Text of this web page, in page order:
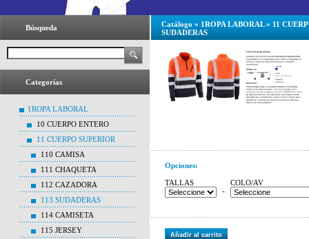
Búsqueda
Categorías
1ROPA LABORAL
10 CUERPO ENTERO
11 CUERPO SUPERIOR
110 CAMISA
111 CHAQUETA
112 CAZADORA
113 SUDADERAS
114 CAMISETA
115 JERSEY
Catálogo » 1ROPA LABORAL» 11
SUDADERAS
Opciones:
TALLAS
COLO/AV
-
Añadir al carrito